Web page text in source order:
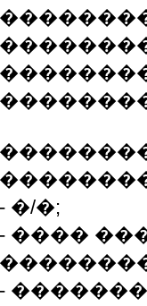
- �/�;
- ����
- �������